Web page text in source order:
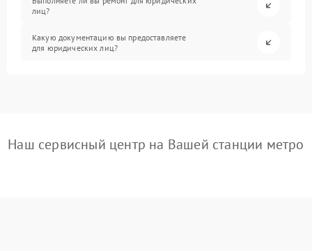
лиц?
Какую документацию вы предоставляете
для юридических лиц?
Наш сервисный центр на Вашей станции метро